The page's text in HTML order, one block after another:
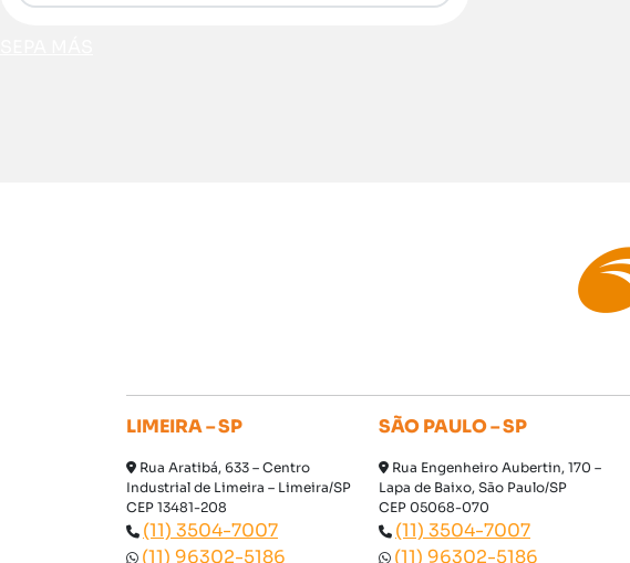
LIMEIRA – SP
Rua Aratibá, 633 – Centro
Industrial de Limeira – Limeira/SP
CEP 13481-208
(11) 3504-7007
(11) 96302-5186
SÃO PAULO – SP
Rua Engenheiro Aubertin, 170 –
Lapa de Baixo, São Paulo/SP
CEP 05068-070
(11) 3504-7007
(11) 96302-5186